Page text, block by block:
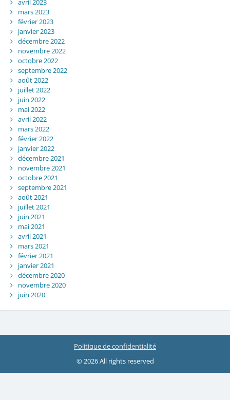
avril 2023
mars 2023
février 2023
janvier 2023
décembre 2022
novembre 2022
octobre 2022
septembre 2022
août 2022
juillet 2022
juin 2022
mai 2022
avril 2022
mars 2022
février 2022
janvier 2022
décembre 2021
novembre 2021
octobre 2021
septembre 2021
août 2021
juillet 2021
juin 2021
mai 2021
avril 2021
mars 2021
février 2021
janvier 2021
décembre 2020
novembre 2020
juin 2020
Politique de confidentialité
© 2026 All rights reserved